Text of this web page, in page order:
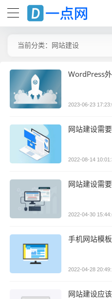
当前分类：网站建设
WordPress
2023-06-23
网站建设需
2022-08-14
网站建设需
2022-04-30
手机网站模
2022-04-28
网站建设应